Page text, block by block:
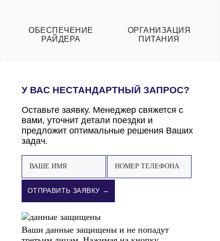
ОБЕСПЕЧЕНИЕ
РАЙДЕРА
ОРГАНИЗАЦИЯ
ПИТАНИЯ
У ВАС НЕСТАНДАРТНЫЙ ЗАПРОС?
Оставьте заявку. Менеджер свяжется с
вами, уточнит детали поездки и
предложит оптимальные решения Ваших
задач.
ОТПРАВИТЬ ЗАЯВКУ →
Ваши данные защищены и не попадут